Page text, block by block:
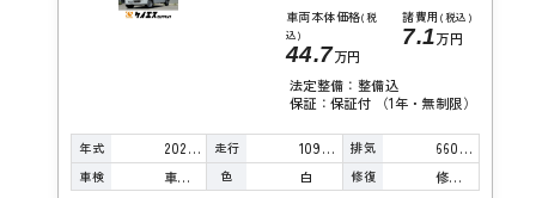
車両本体価格(税
込)
44.7万円
諸費用 (税込)
7.1万円
法定整備：整備込
保証：保証付 （1年・無制限）
年式 2020年 走行 109,000km 排気 660cc
車検 車検整備付 色 白 修復 修復歴無し